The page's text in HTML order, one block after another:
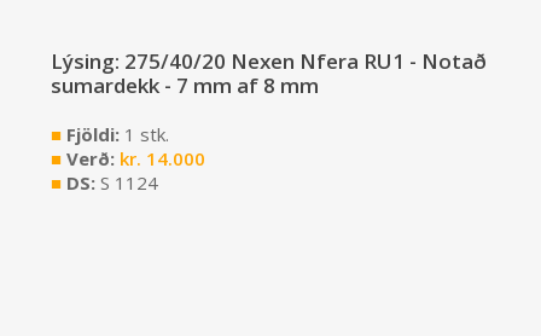
Lýsing: 275/40/20 Nexen Nfera RU1 - Notað
sumardekk - 7 mm af 8 mm
■Fjöldi: 1 stk.
■Verð: kr. 14.000
■DS: S 1124